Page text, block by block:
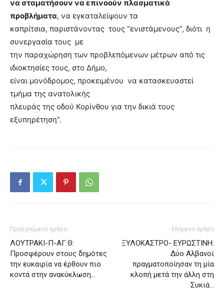
να σταματήσουν να επινοούν πλασματικά
προβλήματα, να εγκαταλείψουν τα
καπρίτσια, παριστάνοντας τους “ενιστάμενους”, διότι η
συνεργασία τους με
την παραχώρηση των προβλεπόμενων μέτρων από τις
ιδιοκτησίες τους, στο Δήμο,
είναι μονόδρομος, προκειμένου να κατασκευαστεί
τμήμα της ανατολικής
πλευράς της οδού Κορίνθου για την δικιά τους
εξυπηρέτηση”.
Προηγούμενο άρθρο
ΛΟΥΤΡΑΚΙ-Π-ΑΓ.Θ:
Προσφέρουν στους δημότες
την ευκαιρία να έρθουν πιο
κοντά στην ανακύκλωση…
Επόμενο άρθρο
ΞΥΛΟΚΑΣΤΡΟ- ΕΥΡΩΣΤΙΝΗ:
Δύο Αλβανοί
πραγματοποίησαν τη μία
κλοπή μετά την άλλη στη
Συκιά…